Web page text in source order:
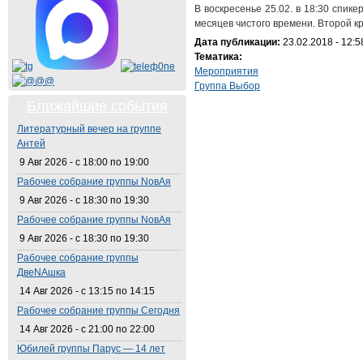
В воскресенье 25.02. в 18:30
месяцев чистого времени. Второй
Дата публикации: 23.02.2018 -
Тематика:
Мероприятия
Группа Выбор
Литературный вечер на группе
Антей
9 Авг 2026 - с 18:00 по 19:00
Рабочее собрание группы NовАя
9 Авг 2026 - с 18:30 по 19:30
Рабочее собрание группы NовАя
9 Авг 2026 - с 18:30 по 19:30
Рабочее собрание группы
ДвеNAшка
14 Авг 2026 - с 13:15 по 14:15
Рабочее собрание группы Сегодня
14 Авг 2026 - с 21:00 по 22:00
Юбилей группы Парус — 14 лет